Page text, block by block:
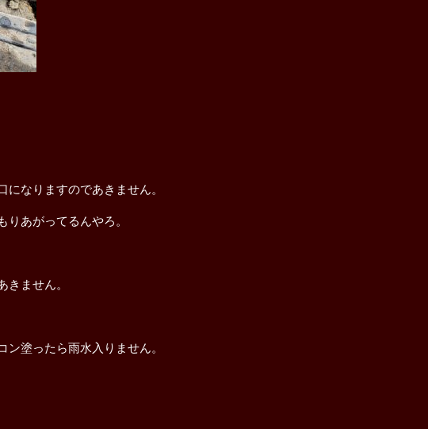
なりますのであきません。
あがってるんやろ。
きません。
塗ったら雨水入りません。